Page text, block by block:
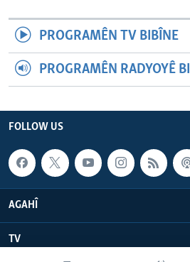
PROGRAMÊN TV BIBÎNE
PROGRAMÊN RADYOYÊ
FOLLOW US
AGAHÎ
TV